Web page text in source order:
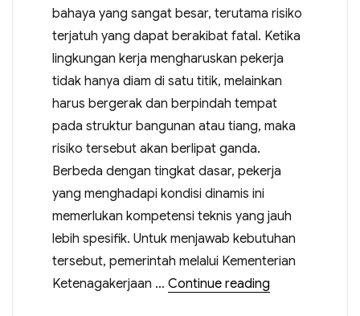
bahaya yang sangat besar, terutama risiko
terjatuh yang dapat berakibat fatal. Ketika
lingkungan kerja mengharuskan pekerja
tidak hanya diam di satu titik, melainkan
harus bergerak dan berpindah tempat
pada struktur bangunan atau tiang, maka
risiko tersebut akan berlipat ganda.
Berbeda dengan tingkat dasar, pekerja
yang menghadapi kondisi dinamis ini
memerlukan kompetensi teknis yang jauh
lebih spesifik. Untuk menjawab kebutuhan
tersebut, pemerintah melalui Kementerian
Ketenagakerjaan … Continue reading